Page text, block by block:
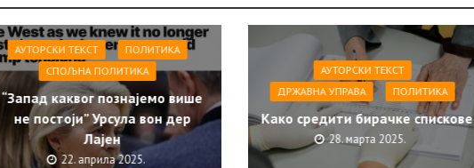
АУТОРСКИ ТЕКСТ
ПОЛИТИКА
СПОЉНА ПОЛИТИКА
“Запад каквог познајемо више
не постоји” Урсула вон дер
Лајен
22. априла 2025.
АУТОРСКИ ТЕКСТ
ДРЖАВНА УПРАВА
ПОЛИТИКА
Како средити бирачке спискове
28. марта 2025.